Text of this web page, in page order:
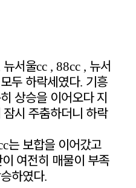
뉴서울cc , 88cc , 뉴서
두 하락세였다. 기흥
상승을 이어오다 지
시 주춤하더니 하락
는 보합을 이어갔고
이 여전히 매물이 부족
하였다.